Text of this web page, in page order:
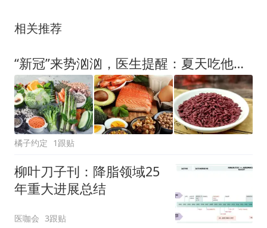
相关推荐
“新冠”来势汹汹，医生提醒：夏天吃他汀的人，切记不要碰这7物
橘子约定 1跟贴
柳叶刀子刊：降脂领域25
年重大进展总结
医咖会 3跟贴